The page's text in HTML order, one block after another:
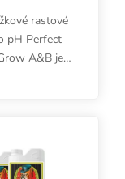
rastové
pH Perfect
A&B je
počas
fázy rastu